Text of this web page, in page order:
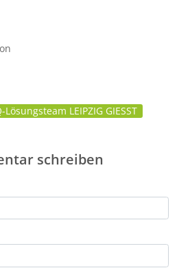
Lösungsteam LEIPZIG GIESST
schreiben